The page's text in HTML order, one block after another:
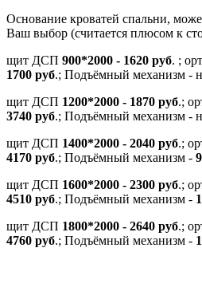
Основание кроватей спальни,
Ваш выбор (считается плюсом к
щит ДСП 900*2000 - 1620 руб. ;
1700 руб.; Подъёмный механизм -
щит ДСП 1200*2000 - 1870 руб.;
3740 руб.; Подъёмный механизм -
щит ДСП 1400*2000 - 2040 руб.;
4170 руб.; Подъёмный механизм -
щит ДСП 1600*2000 - 2300 руб.;
4510 руб.; Подъёмный механизм -
щит ДСП 1800*2000 - 2640 руб.;
4760 руб.; Подъёмный механизм -